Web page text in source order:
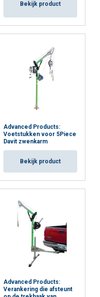
Bekijk product
Advanced Products:
Voetstukken voor 5Piece
Davit zwenkarm
Bekijk product
Advanced Products:
Verankering die afsteunt
Niet-geclassificeerd